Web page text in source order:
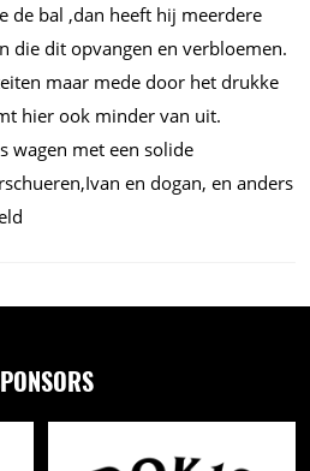
de bal ,dan heeft hij meerdere
die dit opvangen en verbloemen.
maar mede door het drukke
hier ook minder van uit.
wagen met een solide
en dogan, en anders